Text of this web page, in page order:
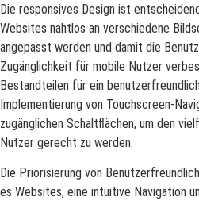
Die responsives Design ist
Websites nahtlos an verschiedene
angepasst werden und damit die
Zugänglichkeit für mobile Nutzer
Bestandteilen für ein
Implementierung von Touchscreen-
zugänglichen Schaltflächen, um den
Nutzer gerecht zu werden.
Die Priorisierung von
es Websites, eine intuitive Navigation